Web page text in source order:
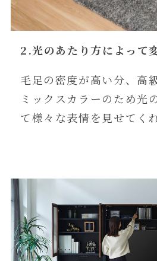
2.光のあたり方によって
毛足の密度が高い分、高
ミックスカラーのため光
て様々な表情を見せてくれ